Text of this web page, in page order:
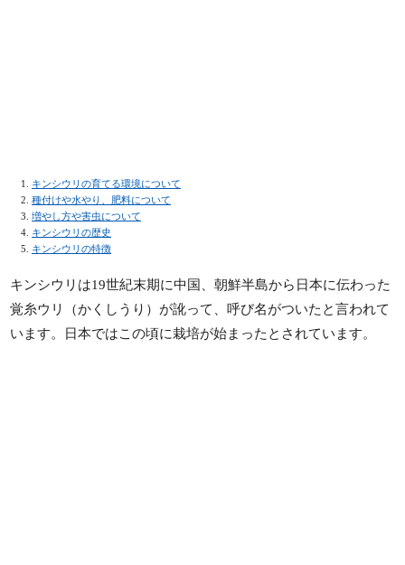
キンシウリの育てる環境について
種付けや水やり、肥料について
増やし方や害虫について
キンシウリの歴史
キンシウリの特徴
キンシウリは19世紀末期に中国、朝鮮半島から日本に伝わった
覚糸ウリ（かくしうり）が訛って、呼び名がついたと言われて
います。日本ではこの頃に栽培が始まったとされています。